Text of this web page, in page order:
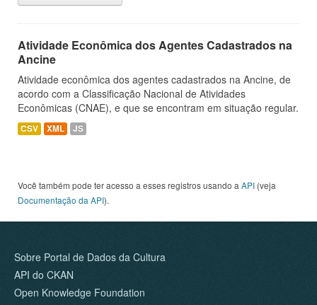
Atividade Econômica dos Agentes Cadastrados na
Ancine
Atividade econômica dos agentes cadastrados na Ancine, de
acordo com a Classificação Nacional de Atividades
Econômicas (CNAE), e que se encontram em situação regular.
CSV XML JS
Você também pode ter acesso a esses registros usando a API (veja
Documentação da API).
Sobre Portal de Dados da Cultura
API do CKAN
Open Knowledge Foundation